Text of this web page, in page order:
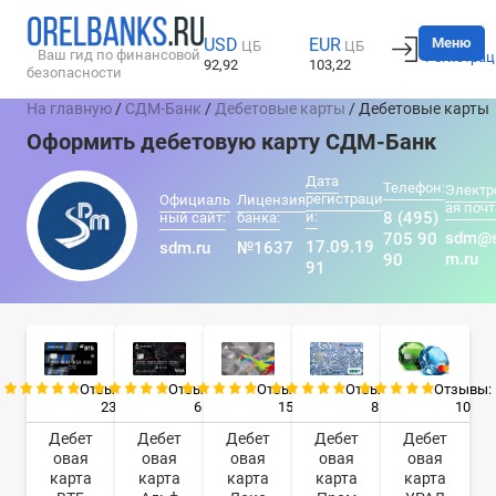
Ваш гид по финансовой
безопасности
USD ЦБ
92,92
EUR ЦБ
103,22
Вход
Меню
На главную / СДМ-Банк / Дебетовые карты / Дебетовые карты
Оформить дебетовую карту СДМ-Банк
Официаль
ный сайт:
sdm.ru
Лицензия
банка:
№1637
Дата
регистраци
и:
17.09.19
91
Телефон:
8 (495)
705 90
90
ая
m.ru
Отзывы:
23
Дебет
овая
карта
Отзывы:
6
Дебет
овая
карта
Отзывы:
15
Дебет
овая
карта
Отзывы:
8
Дебет
овая
карта
Отзывы:
10
Дебет
овая
карта